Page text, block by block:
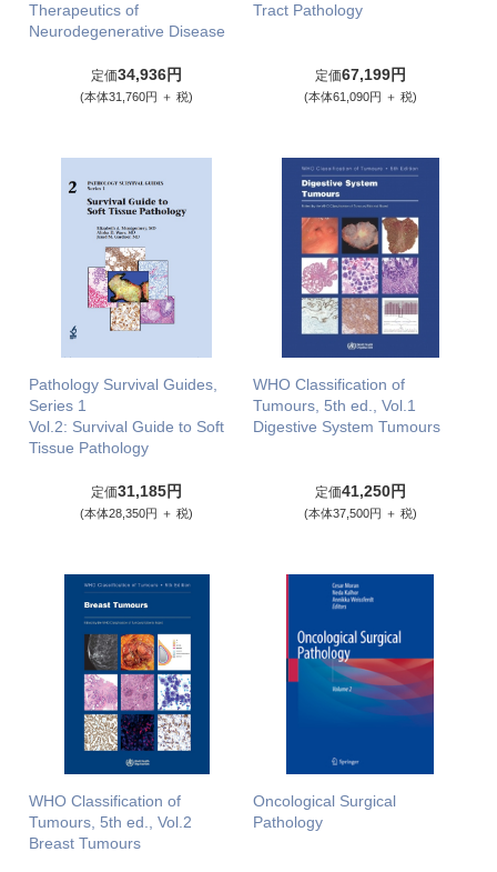
Therapeutics of
Neurodegenerative Disease
定価34,936円
(本体31,760円 ＋ 税)
Tract Pathology
定価67,199円
(本体61,090円 ＋ 税)
Pathology Survival Guides,
Series 1
Vol.2: Survival Guide to Soft
Tissue Pathology
定価31,185円
(本体28,350円 ＋ 税)
WHO Classification of
Tumours, 5th ed., Vol.1
Digestive System Tumours
定価41,250円
(本体37,500円 ＋ 税)
WHO Classification of
Tumours, 5th ed., Vol.2
Breast Tumours
Oncological Surgical
Pathology